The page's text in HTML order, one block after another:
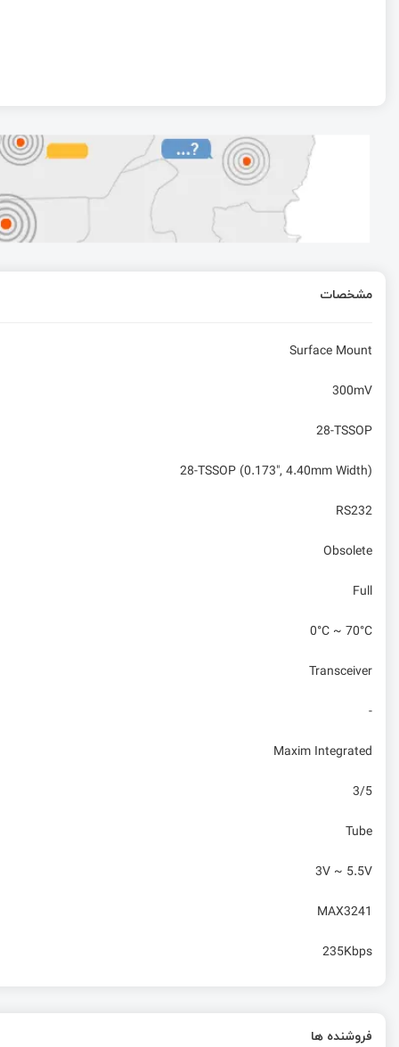
مشخصات
Surface Mount
300mV
28-TSSOP
28-TSSOP (0.173", 4.40mm Width)
RS232
Obsolete
Full
0°C ~ 70°C
Transceiver
-
Maxim Integrated
3/5
Tube
3V ~ 5.5V
MAX3241
235Kbps
فروشنده ها